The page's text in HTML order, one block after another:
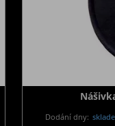
Dodání dny: